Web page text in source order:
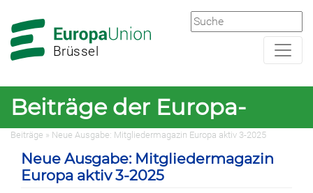
Hauptnavigation
Hauptbereich
Brüssel
Beiträge der Europa-
Union Brüssel
Beiträge » Neue Ausgabe: Mitgliedermagazin Europa aktiv 3-2025
Neue Ausgabe: Mitgliedermagazin
Europa aktiv 3-2025